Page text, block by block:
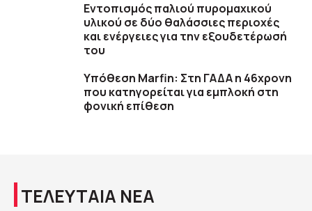
Εντοπισμός παλιού πυρομαχικού
υλικού σε δύο θαλάσσιες περιοχές
και ενέργειες για την εξουδετέρωσή
του
Υπόθεση Marfin: Στη ΓΑΔΑ η 46χρονη
που κατηγορείται για εμπλοκή στη
φονική επίθεση
ΤΕΛΕΥΤΑΙΑ ΝΕΑ